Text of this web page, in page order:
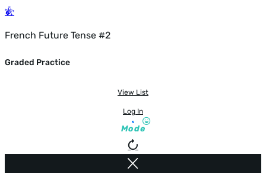
French Future Tense #2
Graded Practice
View List
Log In
Mode